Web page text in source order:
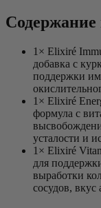
Содержание
1× Elixiré
добавка с
поддержки
1× Elixiré
формула с
усталости и
1× Elixiré
для
выработки
сосудов,